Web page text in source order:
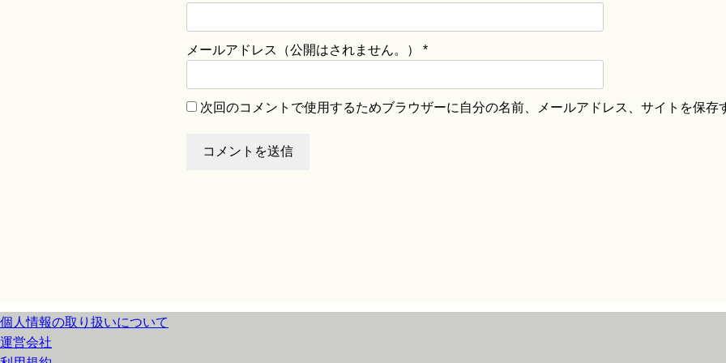
メールアドレス（公開はされません。） *
次回のコメントで使用するためブラウザーに自分の名前、メールアドレス、サイトを保存
個人情報の取り扱いについて
運営会社